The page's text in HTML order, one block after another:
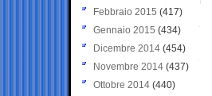
Febbraio 2015 (417)
Gennaio 2015 (434)
Dicembre 2014 (454)
Novembre 2014 (437)
Ottobre 2014 (440)